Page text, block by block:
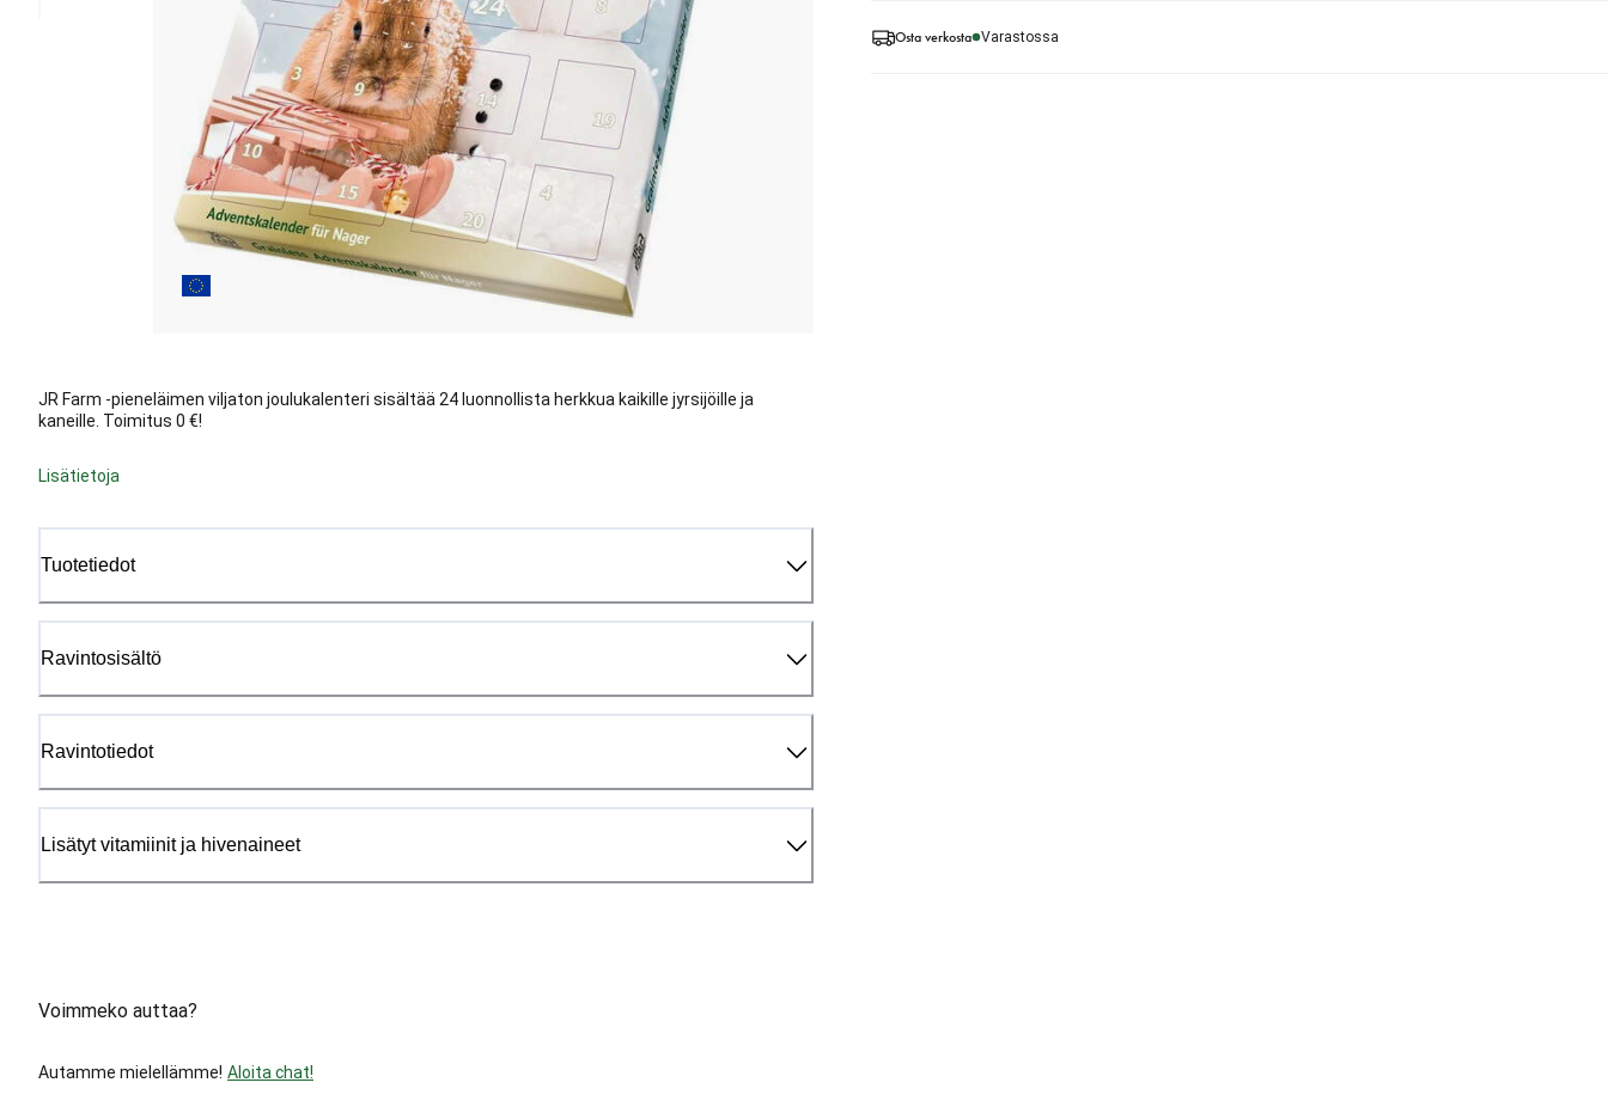
JR Farm -pieneläimen viljaton joulukalenteri sisältää 24 luonnollista herkkua kaikille jyrsijöille ja
kaneille. Toimitus 0 €!
Lisätietoja
Tuotetiedot
Ravintosisältö
Ravintotiedot
Lisätyt vitamiinit ja hivenaineet
Voimmeko auttaa?
Autamme mielellämme! Aloita chat!
Osta verkosta Varastossa